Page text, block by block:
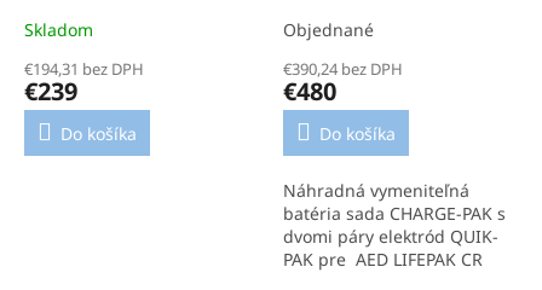
Skladom
€194,31 bez DPH
€239
Do košíka
Objednané
€390,24 bez DPH
€480
Do košíka
Náhradná vymeniteľná
batéria sada CHARGE-PAK s
dvomi páry elektród QUIK-
PAK pre AED LIFEPAK CR